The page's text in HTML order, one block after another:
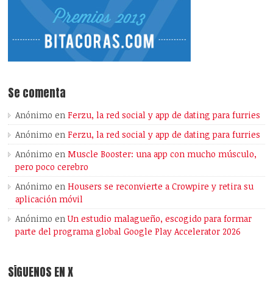
Se comenta
Anónimo enFerzu, la red social y app de dating para furries
Anónimo enFerzu, la red social y app de dating para furries
Anónimo enMuscle Booster: una app con mucho músculo,
pero poco cerebro
Anónimo enHousers se reconvierte a Crowpire y retira su
aplicación móvil
Anónimo enUn estudio malagueño, escogido para formar
parte del programa global Google Play Accelerator 2026
SÍGUENOS EN X